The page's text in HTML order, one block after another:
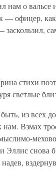
нам о
— офицер,
стихи
светлые
из всех
Взмах
снова